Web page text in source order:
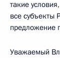
такие
все субъекты
предложение
Уважаемый